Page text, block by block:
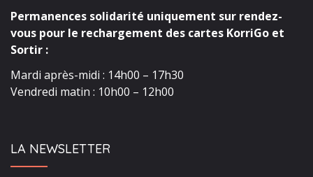
Permanences solidarité uniquement sur rendez-
vous pour le rechargement des cartes KorriGo et
Sortir :
Mardi après-midi : 14h00 – 17h30
Vendredi matin : 10h00 – 12h00
LA NEWSLETTER